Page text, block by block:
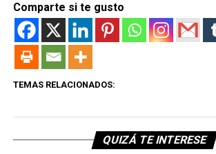
Comparte si te gusto
TEMAS RELACIONADOS:
QUIZÁ TE INTERESE